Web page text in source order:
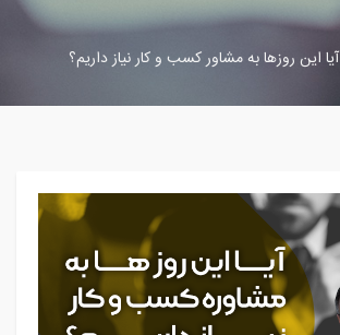
آیا این روزها به مشاور کسب و کار نیاز داریم؟